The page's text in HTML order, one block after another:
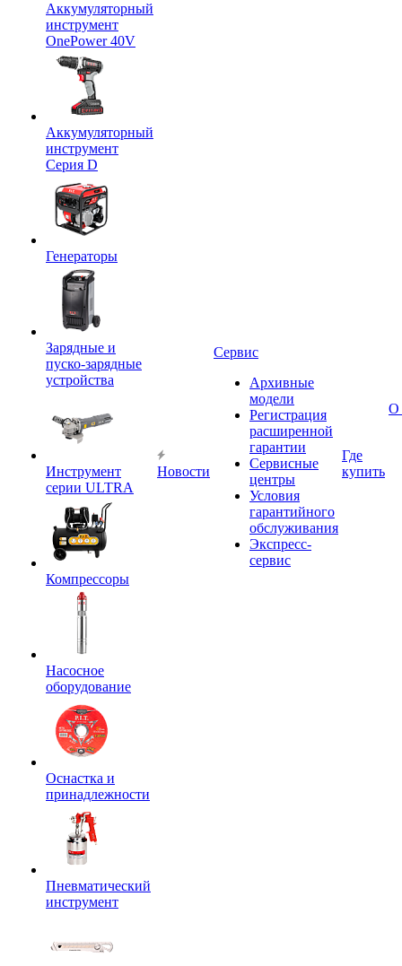
Аккумуляторный
инструмент
OnePower 40V
Аккумуляторный
инструмент
Серия D
Генераторы
Зарядные и
пуско-зарядные
устройства
Инструмент
серии ULTRA
Компрессоры
Насосное
оборудование
Оснастка и
принадлежности
Пневматический
инструмент
Новости
Сервис
Архивные
модели
Регистрация
расширенной
гарантии
Сервисные
центры
Условия
гарантийного
обслуживания
Экспресс-
сервис
Где
купить
О